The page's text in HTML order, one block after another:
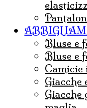
Bluse
Bluse
Giacche giacconi e maglioni in lana a